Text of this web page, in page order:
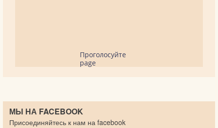
Проголосуйте
page
МЫ НА FACEBOOK
Присоединяйтесь к нам на facebook